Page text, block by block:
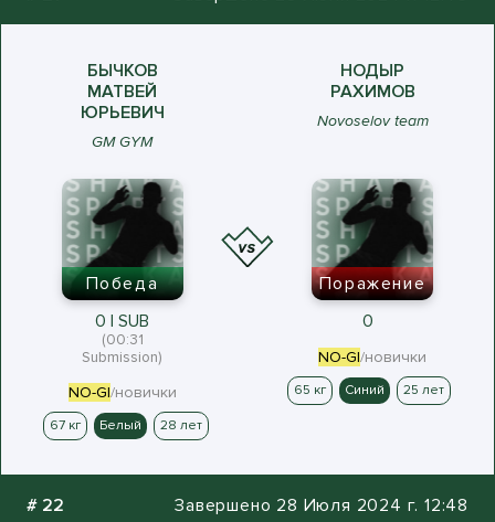
БЫЧКОВ
МАТВЕЙ
ЮРЬЕВИЧ
GM GYM
НОДЫР
РАХИМОВ
Novoselov team
Победа
0 | SUB
(00:31
Submission)
NO-GI/новички
67 кг Белый 28 лет
Поражение
0
NO-GI/новички
65 кг Синий 25 лет
# 22 Завершено 28 Июля 2024 г. 12:48